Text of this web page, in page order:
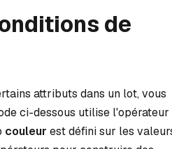
de
attributs dans un lot, vous
ci-dessous utilise l'opérateur
couleur est défini sur les